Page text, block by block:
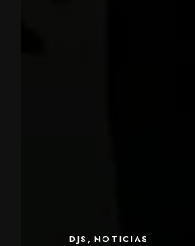
DJS , NOTICIAS